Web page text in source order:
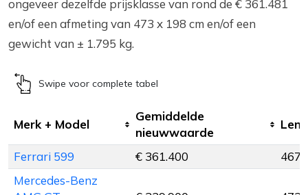
ongeveer dezelfde prijsklasse van rond de € 361.481
en/of een afmeting van 473 x 198 cm en/of een
gewicht van ± 1.795 kg.
Swipe voor complete tabel
Merk + Model
Gemiddelde
nieuwwaarde
Ferrari 599 € 361.400
467
Mercedes-Benz